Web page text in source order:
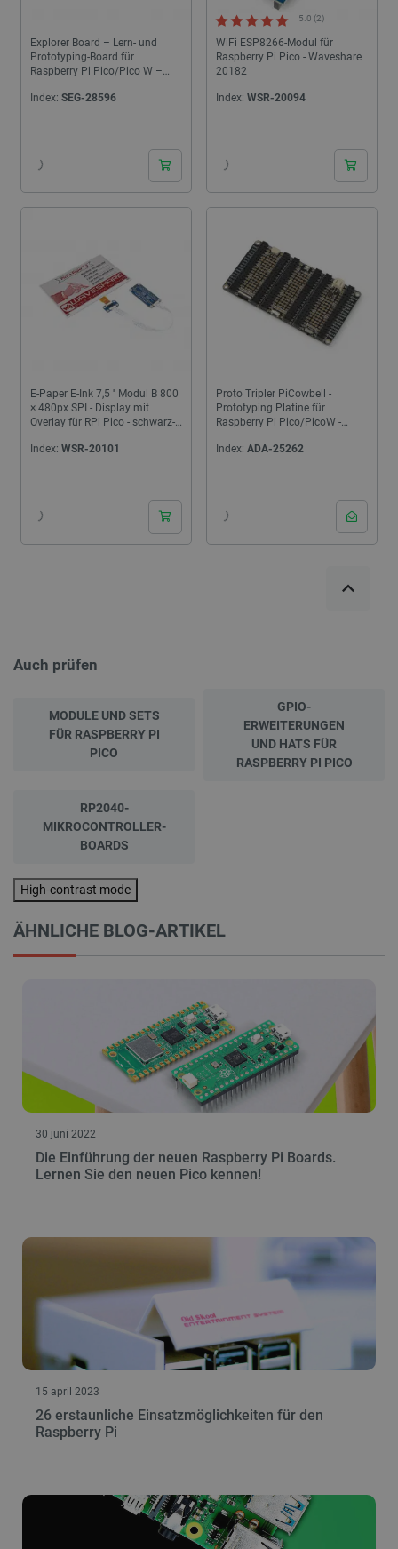
Explorer Board – Lern- und
Prototyping-Board für
Raspberry Pi Pico/Pico W –
Index: SEG-28596
WiFi ESP8266-Modul für
Raspberry Pi Pico - Waveshare
20182
5.0 (2)
Index: WSR-20094
E-Paper E-Ink 7,5 '' Modul B 800
× 480px SPI - Display mit
Overlay für RPi Pico - schwarz-
Index: WSR-20101
Proto Tripler PiCowbell -
Prototyping Platine für
Raspberry Pi Pico/PicoW -
5967
Index: ADA-25262
Auch prüfen
MODULE UND SETS
FÜR RASPBERRY PI
PICO
GPIO-
ERWEITERUNGEN
UND HATS FÜR
RASPBERRY PI PICO
RP2040-
MIKROCONTROLLER-
BOARDS
High-contrast mode
ÄHNLICHE BLOG-ARTIKEL
30 juni 2022
Die Einführung der neuen Raspberry Pi Boards.
Lernen Sie den neuen Pico kennen!
15 april 2023
26 erstaunliche Einsatzmöglichkeiten für den
Raspberry Pi